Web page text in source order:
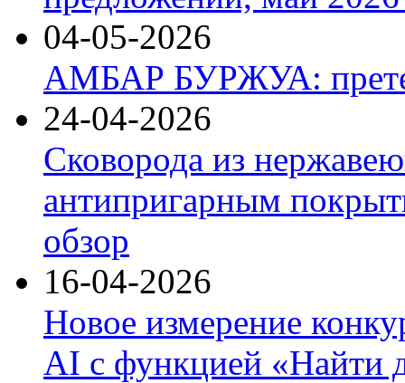
04-05-2026
АМБАР БУРЖУА:
24-04-2026
Сковорода из
антипригарным
обзор
16-04-2026
Новое измерение
AI с функцией «Найти